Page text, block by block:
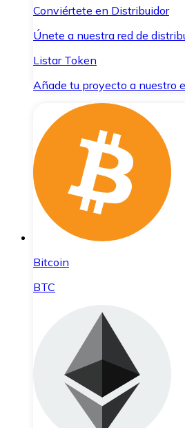
Conviértete en Distribuidor
Únete a nuestra red de
Listar Token
Añade tu proyecto a nuestro
Bitcoin
BTC